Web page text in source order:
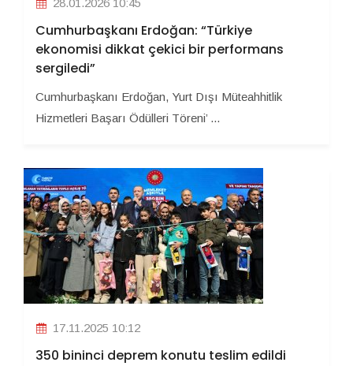
28.01.2026 10:45
Cumhurbaşkanı Erdoğan: “Türkiye
ekonomisi dikkat çekici bir performans
sergiledi”
Cumhurbaşkanı Erdoğan, Yurt Dışı Müteahhitlik
Hizmetleri Başarı Ödülleri Töreni’ ...
17.11.2025 10:12
350 bininci deprem konutu teslim edildi